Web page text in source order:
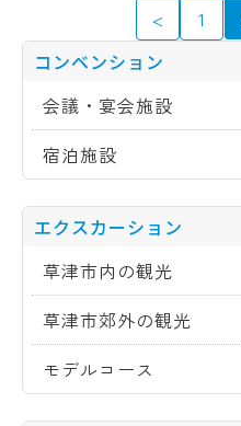
稿
ナ
ビ
ゲ
シ
ョ
ン
< 1
コンベンション
会議・宴会施設
宿泊施設
エクスカーション
草津市内の観光
草津市郊外の観光
モデルコース